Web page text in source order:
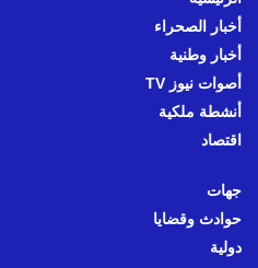
أخبار الصحراء
أخبار وطنية
أصوات نيوز TV
أنشطة ملكية
اقتصاد
جهات
حوادث وقضايا
دولية